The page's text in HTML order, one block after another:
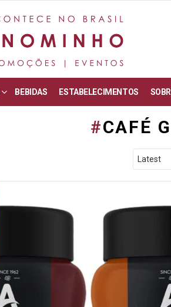
BEBIDAS ESTABELECIMENTOS
CAFÉ